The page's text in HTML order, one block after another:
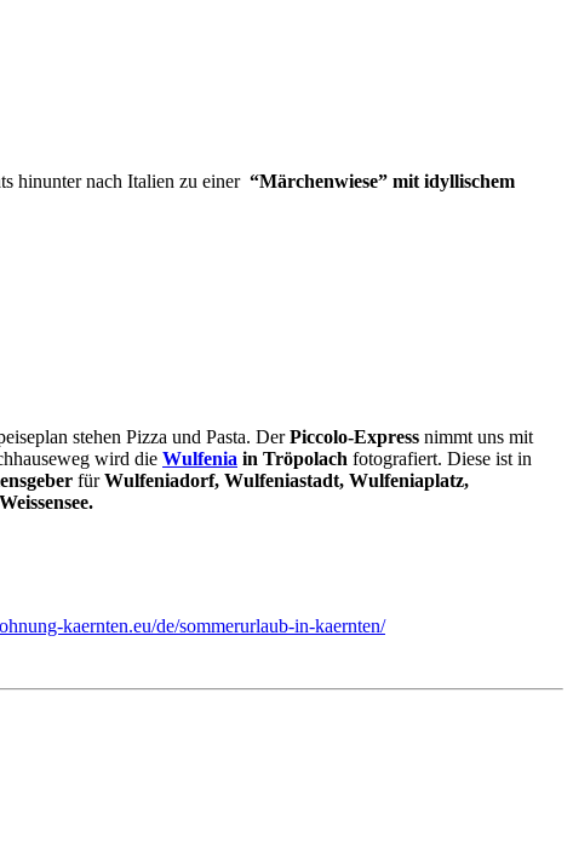
hinunter nach Italien zu einer “Märchenwiese” mit idyllischem
stehen Pizza und Pasta. DerPiccolo-Express nimmt uns mit
wird die Wulfenia in Tröpolach fotografiert. Diese ist in
fürWulfeniadorf, Wulfeniastadt, Wulfeniaplatz,
kaernten.eu/de/sommerurlaub-in-kaernten/